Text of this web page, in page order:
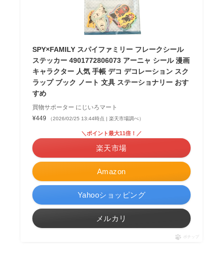
SPY×FAMILY スパイファミリー フレークシール
ステッカー 4901772806073 アーニャ シール 漫画
キャラクター 人気 手帳 デコ デコレーション スク
ラップ ブック ノート 文具 ステーショナリー おす
すめ
買物サポーター にじいろマート
¥449
（2026/02/25 13:44時点 | 楽天市場調べ）
Amazon
＼ポイント最大11倍！／
楽天市場
Yahooショッピング
メルカリ
ポチップ